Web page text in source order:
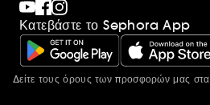
Κατεβάστε το Sephora App
Περισσότερες πληροφορίες
Δείτε τους όρους των προσφορών μας στα